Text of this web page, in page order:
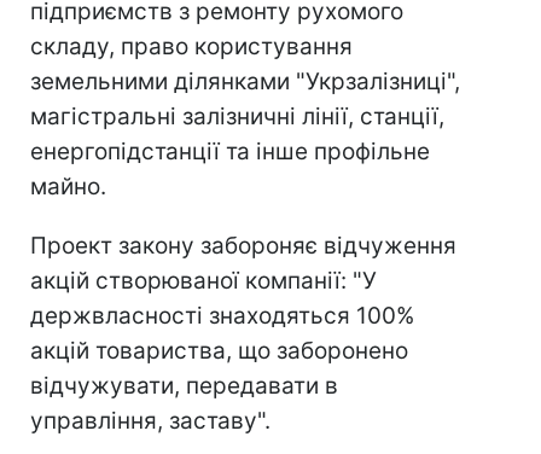
підприємств з ремонту рухомого
складу, право користування
земельними ділянками "Укрзалізниці",
магістральні залізничні лінії, станції,
енергопідстанції та інше профільне
майно.
Проект закону забороняє відчуження
акцій створюваної компанії: "У
держвласності знаходяться 100%
акцій товариства, що заборонено
відчужувати, передавати в
управління, заставу".